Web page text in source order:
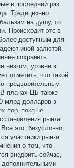
в последний раз
Традиционно
на душу, то
Происходит это в
доступным для
иной валютой.
сохранить
низком, уровне в
отметить, что такой
предварительным
В планах ЦБ также
млрд долларов в
пор, пока не
рынка
это, безусловно,
участники рынка.
о том, что
внедрить сейчас,
дополнительными